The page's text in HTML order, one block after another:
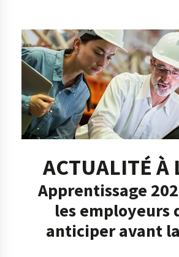
ACTUALITÉ À
Apprentissage
les employeurs
anticiper avant